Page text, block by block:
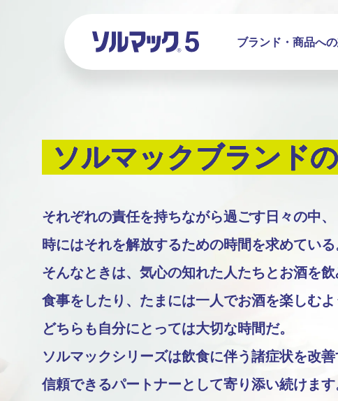
ブランド・ 商品へ
ソルマックブランド
それぞれの責任を持ちながら過ごす日々の中、
時にはそれを解放するための時間を求めている
そんなときは、気心の知れた人たちとお酒を
食事をしたり、 たまには一人でお酒を楽しむ
どちらも自分にとっては大切な時間だ。
ソルマックシリーズは飲食に伴う諸症状を改善
信頼できるパートナーとして寄り添い続けます